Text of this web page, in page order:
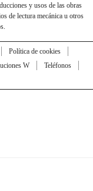
y usos de las obras
de lectura mecánica u otros
Política de cookies
W
Teléfonos